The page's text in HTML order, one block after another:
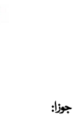
جوزا: